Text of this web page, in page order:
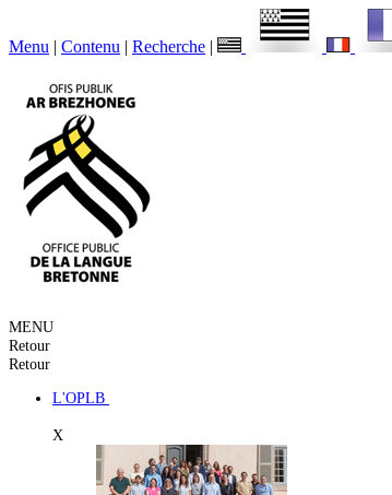
Menu | Contenu | Recherche |
MENU
Retour
Retour
L'OPLB
X